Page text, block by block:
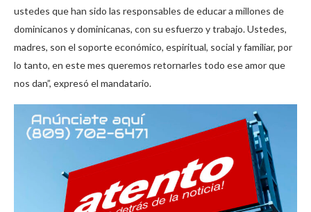
ustedes que han sido las responsables de educar a millones de
dominicanos y dominicanas, con su esfuerzo y trabajo. Ustedes,
madres, son el soporte económico, espiritual, social y familiar, por
lo tanto, en este mes queremos retornarles todo ese amor que
nos dan”, expresó el mandatario.